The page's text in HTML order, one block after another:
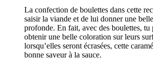
La confection de boulettes dans cette
saisir la viande et de lui donner une
profonde. En fait, avec des boulettes, tu
obtenir une belle coloration sur leurs
lorsqu’elles seront écrasées, cette
bonne saveur à la sauce.